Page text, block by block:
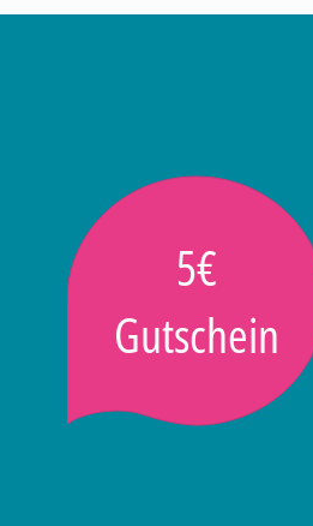
5€
Gutschein